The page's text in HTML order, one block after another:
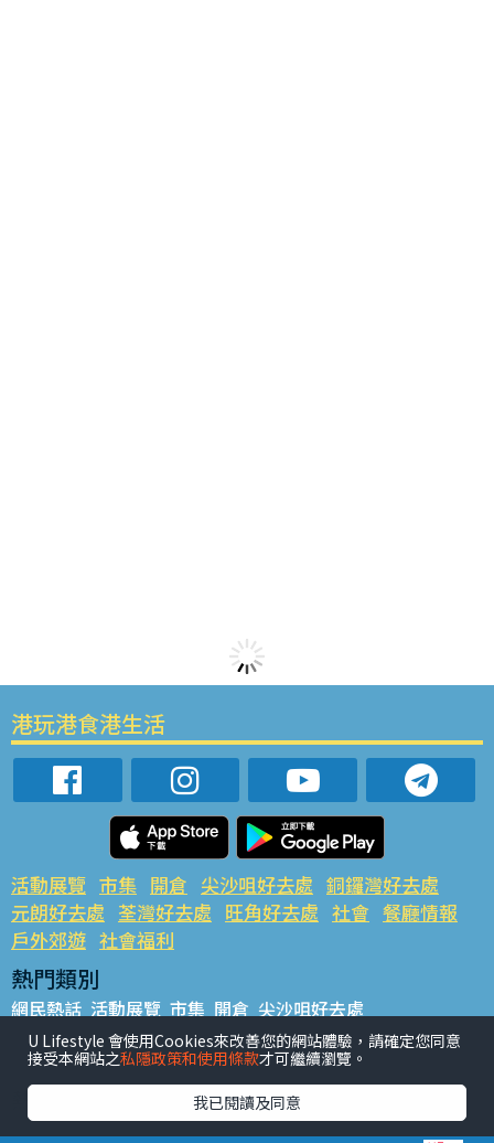
港玩港食港生活
活動展覽 市集 開倉 尖沙咀好去處 銅鑼灣好去處
元朗好去處 荃灣好去處 旺角好去處 社會 餐廳情報
戶外郊遊 社會福利
熱門類別
網民熱話 活動展覽 市集 開倉 尖沙咀好去處
銅鑼灣好去處 元朗好去處 荃灣好去處 旺角好去處 社會
餐廳情報 戶外郊遊
熱門標籤
#UGO搵好去處 #人氣活動推介 #美食社群熱話
U Lifestyle 會使用Cookies來改善您的網站體驗，請確定您同意
接受本網站之私隱政策和使用條款才可繼續瀏覽。
我已閱讀及同意